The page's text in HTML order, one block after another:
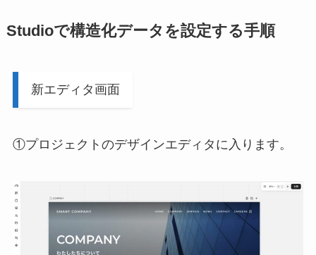
Studioで構造化データを設定する手順
新エディタ画面
①プロジェクトのデザインエディタに入ります。